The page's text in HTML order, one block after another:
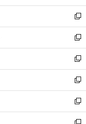
開
く
ウ
で
開
く
ン
ド
ウ
で
開
く
ウ
ィ
ン
ド
ウ
で
開
く
新
し
い
ウ
ィ
ン
ド
ウ
で
開
く
新
し
い
ウ
ィ
ン
ド
ウ
新
し
い
ウ
ィ
ン
新
し
い
ウ
新
し